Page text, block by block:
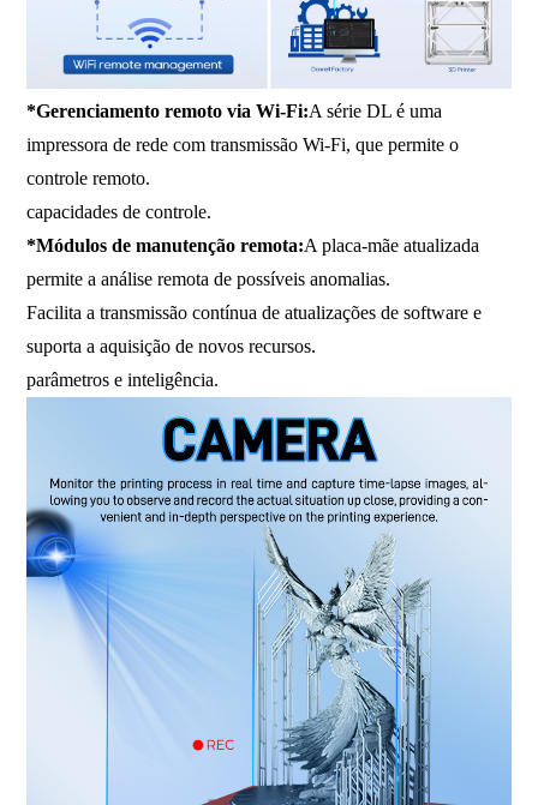
*Gerenciamento remoto via Wi-Fi:A série DL é uma
impressora de rede com transmissão Wi-Fi, que permite o
controle remoto.
capacidades de controle.
*Módulos de manutenção remota:A placa-mãe atualizada
permite a análise remota de possíveis anomalias.
Facilita a transmissão contínua de atualizações de software e
suporta a aquisição de novos recursos.
parâmetros e inteligência.